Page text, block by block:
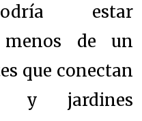
estar
de un
que conectan
y jardines